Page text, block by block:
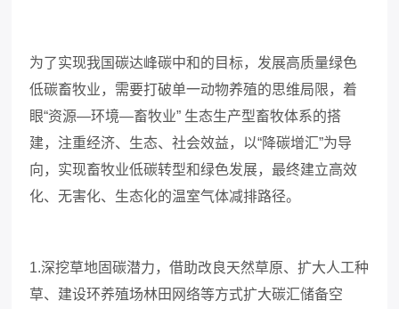
为了实现我国碳达峰碳中和的目标，发展高质量绿色
低碳畜牧业，需要打破单一动物养殖的思维局限，着
眼“资源—环境—畜牧业” 生态生产型畜牧体系的搭
建，注重经济、生态、社会效益，以“降碳增汇”为导
向，实现畜牧业低碳转型和绿色发展，最终建立高效
化、无害化、生态化的温室气体减排路径。
1.深挖草地固碳潜力，借助改良天然草原、扩大人工种
草、建设环养殖场林田网络等方式扩大碳汇储备空